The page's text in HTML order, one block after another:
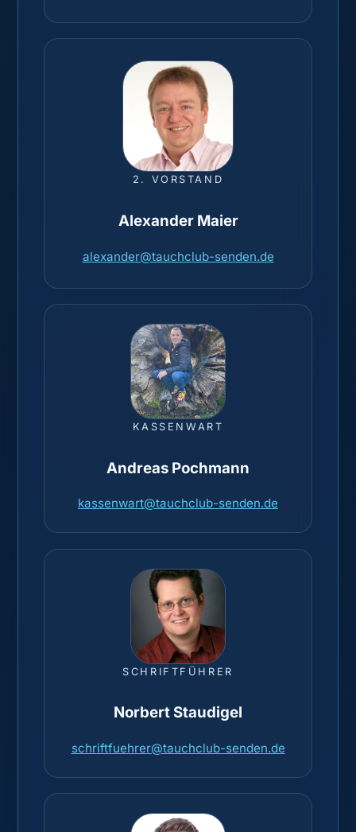
2. VORSTAND
Alexander Maier
alexander@tauchclub-senden.de
KASSENWART
Andreas Pochmann
kassenwart@tauchclub-senden.de
SCHRIFTFÜHRER
Norbert Staudigel
schriftfuehrer@tauchclub-senden.de